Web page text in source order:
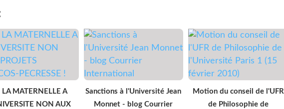
LA MATERNELLE A
NON AUX
Sanctions à l'Université Jean
Monnet - blog Courrier
Motion du conseil de l'UFR
de Philosophie de